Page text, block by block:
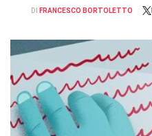
DI FRANCESCO BORTOLETTO